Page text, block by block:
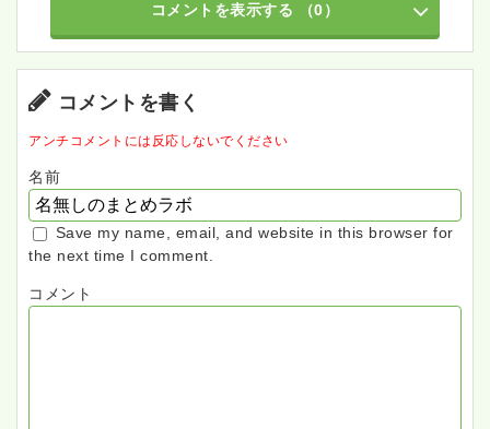
コメントを表示する （0）
コメントを書く
アンチコメントには反応しないでください
名前
Save my name, email, and website in this browser for
the next time I comment.
コメント